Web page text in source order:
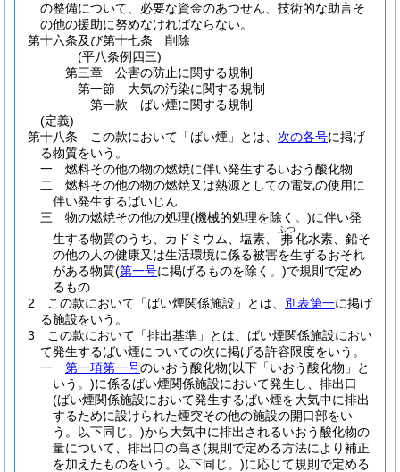
の整備について、必要な資金のあつせん、技術的な助言そ
の他の援助に努めなければならない。
第十六条及び第十七条
削除
(平八条例四三)
第三章
公害の防止に関する規制
第一節
大気の汚染に関する規制
第一款
ばい煙に関する規制
(定義)
第十八条
この款において「ばい煙」とは、 次の各号に掲げ
る物質をいう。
一
燃料その他の物の燃焼に伴い発生するいおう酸化物
二
燃料その他の物の燃焼又は熱源としての電気の使用に
伴い発生するばいじん
三
物の燃焼その他の処理(機械的処理を除く。)に伴い発
生する物質のうち、カドミウム、塩素、
弗
ふつ
化水素、鉛そ
の他の人の健康又は生活環境に係る被害を生ずるおそれ
がある物質(第一号に掲げるものを除く。)で規則で定め
るもの
2
この款において「ばい煙関係施設」とは、 別表第一に掲げ
る施設をいう。
3
この款において「排出基準」とは、ばい煙関係施設におい
て発生するばい煙についての次に掲げる許容限度をいう。
一
第一項第一号のいおう酸化物(以下「いおう酸化物」と
いう。)に係るばい煙関係施設において発生し、排出口
(ばい煙関係施設において発生するばい煙を大気中に排出
するために設けられた煙突その他の施設の開口部をい
う。以下同じ。)から大気中に排出されるいおう酸化物の
量について、排出口の高さ(規則で定める方法により補正
を加えたものをいう。以下同じ。)に応じて規則で定める